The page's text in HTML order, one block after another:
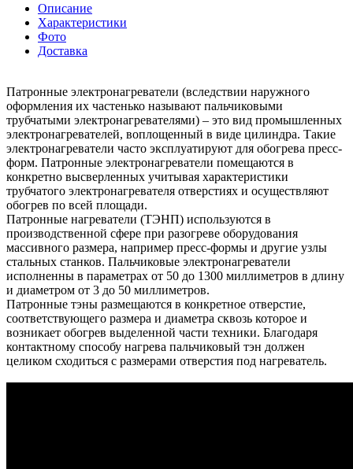
Описание
Характеристики
Фото
Доставка
Патронные электронагреватели (вследствии наружного
оформления их частенько называют пальчиковыми
трубчатыми электронагревателями) – это вид промышленных
электронагревателей, воплощенный в виде цилиндра. Такие
электронагреватели часто эксплуатируют для обогрева пресс-
форм. Патронные электронагреватели помещаются в
конкретно высверленных учитывая характеристики
трубчатого электронагревателя отверстиях и осуществляют
обогрев по всей площади.
Патронные нагреватели (ТЭНП) используются в
производственной сфере при разогреве оборудования
массивного размера, например пресс-формы и другие узлы
стальных станков. Пальчиковые электронагреватели
исполненны в параметрах от 50 до 1300 миллиметров в длину
и диаметром от 3 до 50 миллиметров.
Патронные тэны размещаются в конкретное отверстие,
соответствующего размера и диаметра сквозь которое и
возникает обогрев выделенной части техники. Благодаря
контактному способу нагрева пальчиковый тэн должен
целиком сходиться с размерами отверстия под нагреватель.